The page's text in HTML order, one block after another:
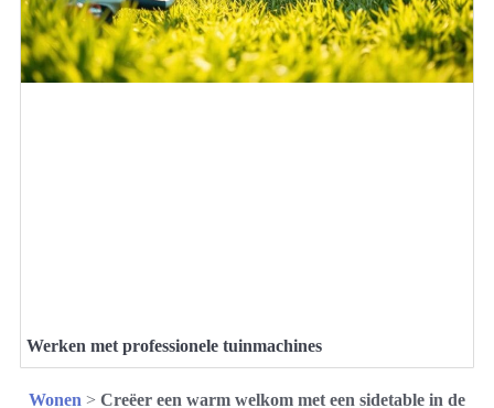
Werken met professionele tuinmachines
Wonen > Creëer een warm welkom met een sidetable in de